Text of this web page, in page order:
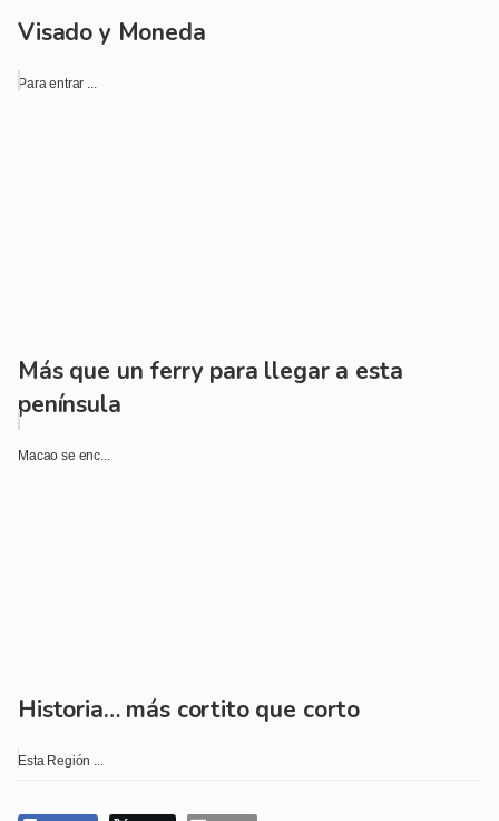
Visado y Moneda
Para entrar ...
Más que un ferry para llegar a esta
península
Macao se enc...
Historia… más cortito que corto
Esta Región ...